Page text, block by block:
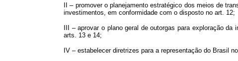
II – promover o planejamento estratégico dos meios de
investimentos, em conformidade com o disposto no art. 12;
III – aprovar o plano geral de outorgas para exploração
arts. 13 e 14;
IV – estabelecer diretrizes para a representação do Brasil